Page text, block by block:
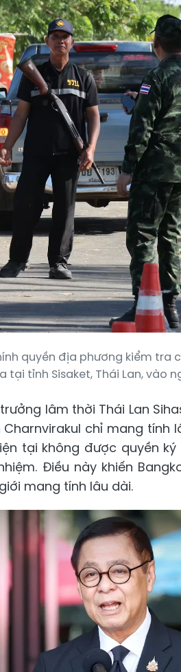
quyền địa phương kiểm tra
tỉnh Sisaket, Thái Lan, vào
lâm thời Thái Lan
chỉ mang tính
tại không được quyền
Điều này khiến
mang tính lâu dài.